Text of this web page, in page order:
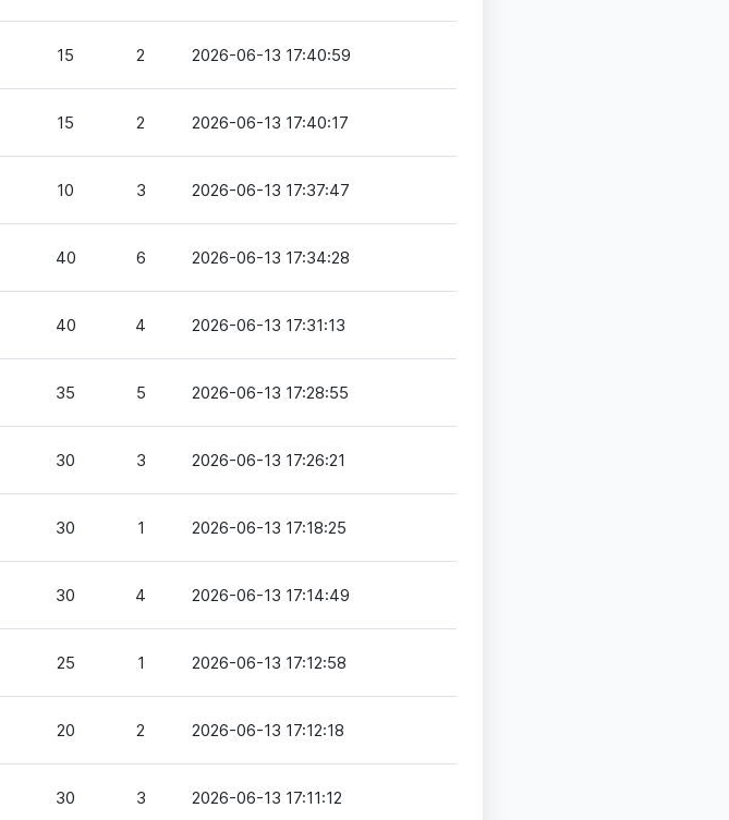
15 2 2026-06-13 17:40:59
15 2 2026-06-13 17:40:17
10 3 2026-06-13 17:37:47
40 6 2026-06-13 17:34:28
40 4 2026-06-13 17:31:13
35 5 2026-06-13 17:28:55
30 3 2026-06-13 17:26:21
30 1 2026-06-13 17:18:25
30 4 2026-06-13 17:14:49
25 1 2026-06-13 17:12:58
20 2 2026-06-13 17:12:18
30 3 2026-06-13 17:11:12